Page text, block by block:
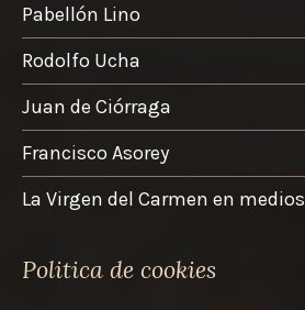
Pabellón Lino
Rodolfo Ucha
Juan de Ciórraga
Francisco Asorey
La Virgen del Carmen en medios
Politica de cookies